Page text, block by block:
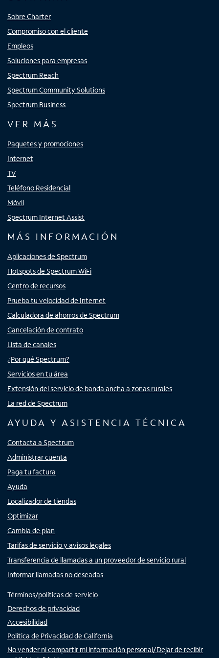
Sobre Charter
Compromiso con el cliente
Empleos
Soluciones para empresas
Spectrum Reach
Spectrum Community Solutions
Spectrum Business
VER MÁS
Paquetes y promociones
Internet
TV
Teléfono Residencial
Móvil
Spectrum Internet Assist
MÁS INFORMACIÓN
Aplicaciones de Spectrum
Hotspots de Spectrum WiFi
Centro de recursos
Prueba tu velocidad de Internet
Calculadora de ahorros de Spectrum
Cancelación de contrato
Lista de canales
¿Por qué Spectrum?
Servicios en tu área
Extensión del servicio de banda ancha a zonas rurales
La red de Spectrum
AYUDA Y ASISTENCIA TÉCNICA
Contacta a Spectrum
Administrar cuenta
Paga tu factura
Ayuda
Localizador de tiendas
Optimizar
Cambia de plan
Tarifas de servicio y avisos legales
Transferencia de llamadas a un proveedor de servicio rural
Informar llamadas no deseadas
Términos/políticas de servicio
Derechos de privacidad
Accesibilidad
Política de Privacidad de California
No vender ni compartir mi información personal/Dejar de recibir